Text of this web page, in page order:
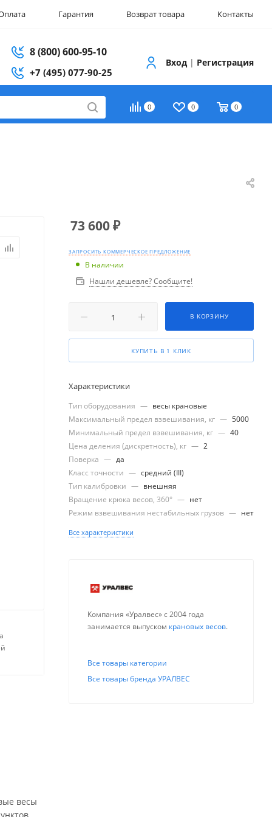
Гарантия Возврат товара Контакты
8 (800) 600-95-10
+7 (495) 077-90-25
Вход | Регистрация
0 0 0
весы
73 600₽
ЗАПРОСИТЬ КОММЕРЧЕСКОЕ ПРЕДЛОЖЕНИЕ
В наличии
Нашли дешевле? Сообщите!
В КОРЗИНУ
КУПИТЬ В 1 КЛИК
Характеристики
Тип оборудования — весы крановые
Максимальный предел взвешивания, кг — 5000
Минимальный предел взвешивания, кг — 40
Цена деления (дискретность), кг — 2
Поверка — да
Класс точности — средний (III)
Тип калибровки — внешняя
Вращение крюка весов, 360° — нет
Режим взвешивания нестабильных грузов — нет
Все характеристики
Компания «Уралвес» с 2004 года
занимается выпуском крановых весов.
Все товары категории
Все товары бренда УРАЛВЕС